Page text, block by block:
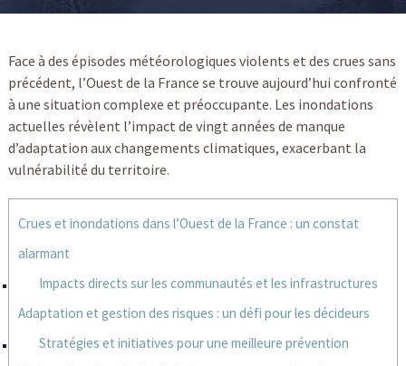
Face à des épisodes météorologiques violents et des crues sans
précédent, l’Ouest de la France se trouve aujourd’hui confronté
à une situation complexe et préoccupante. Les inondations
actuelles révèlent l’impact de vingt années de manque
d’adaptation aux changements climatiques, exacerbant la
vulnérabilité du territoire.
Crues et inondations dans l’Ouest de la France : un constat
alarmant
Impacts directs sur les communautés et les infrastructures
Adaptation et gestion des risques : un défi pour les décideurs
Stratégies et initiatives pour une meilleure prévention